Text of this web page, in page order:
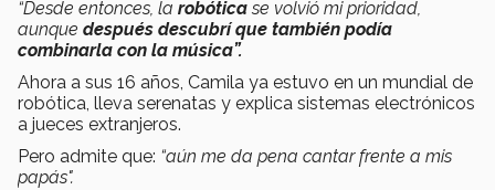
“Desde entonces, la robóticase volvió mi prioridad,
aunque después descubrí que también podía
combinarla con la música”.
Ahora a sus 16 años, Camila ya estuvo en un mundial de
robótica, lleva serenatas y explica sistemas electrónicos
a jueces extranjeros.
Pero admite que: “aún me da pena cantar frente a mis
papás".